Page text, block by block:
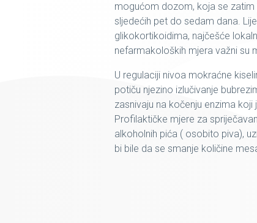
mogućom dozom, koja se
sljedećih pet do sedam dana.
glikokortikoidima, najčešće
nefarmakoloških mjera važni su
U regulaciji nivoa mokraćne
potiču njezino izlučivanje
zasnivaju na kočenju enzima
Profilaktičke mjere za
alkoholnih pića ( osobito piva),
bi bile da se smanje količine